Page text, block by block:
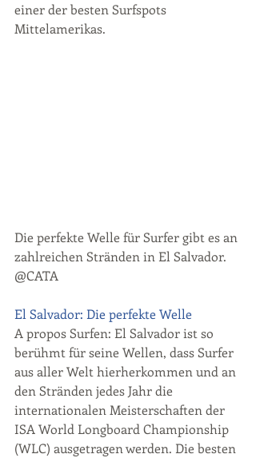
einer der besten Surfspots
Mittelamerikas.
Die perfekte Welle für Surfer gibt es an
zahlreichen Stränden in El Salvador.
@CATA
El Salvador: Die perfekte Welle
A propos Surfen: El Salvador ist so
berühmt für seine Wellen, dass Surfer
aus aller Welt hierherkommen und an
den Stränden jedes Jahr die
internationalen Meisterschaften der
ISA World Longboard Championship
(WLC) ausgetragen werden. Die besten